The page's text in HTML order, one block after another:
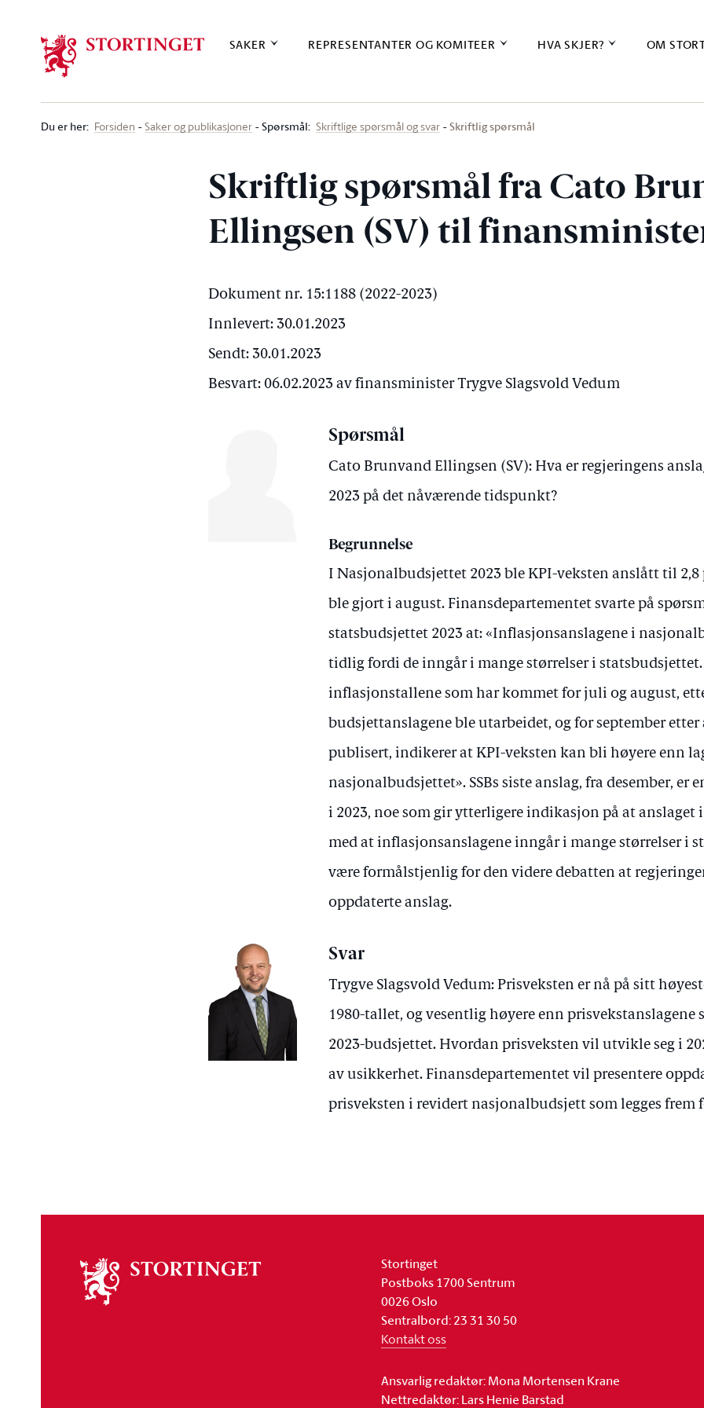
SAKER REPRESENTANTER OG KOMITEER HVA SKJER? OM
Du er her: Forsiden Saker og publikasjoner Spørsmål: Skriftlige spørsmål og svar Skriftlig spørsmål
Skriftlig spørsmål fra Cato
Ellingsen (SV) til
Dokument nr. 15:1188 (2022-2023)
Innlevert: 30.01.2023
Sendt: 30.01.2023
Besvart: 06.02.2023 av finansminister Trygve Slagsvold Vedum
Spørsmål
Cato Brunvand Ellingsen (SV): Hva er regjeringens
2023 på det nåværende tidspunkt?
Begrunnelse
I Nasjonalbudsjettet 2023 ble KPI-veksten anslått til 2,8
ble gjort i august. Finansdepartementet svarte på
statsbudsjettet 2023 at: «Inflasjonsanslagene i
tidlig fordi de inngår i mange størrelser i statsbudsjettet.
inflasjonstallene som har kommet for juli og august,
budsjettanslagene ble utarbeidet, og for september
publisert, indikerer at KPI-veksten kan bli høyere enn
nasjonalbudsjettet». SSBs siste anslag, fra desember, er
i 2023, noe som gir ytterligere indikasjon på at anslaget
med at inflasjonsanslagene inngår i mange størrelser i
være formålstjenlig for den videre debatten at
oppdaterte anslag.
Svar
Trygve Slagsvold Vedum: Prisveksten er nå på sitt
1980-tallet, og vesentlig høyere enn
2023-budsjettet. Hvordan prisveksten vil utvikle seg i
av usikkerhet. Finansdepartementet vil presentere
prisveksten i revidert nasjonalbudsjett som legges frem
stortinget
Stortinget
Postboks 1700 Sentrum
0026 Oslo
Sentralbord: 23 31 30 50
Kontakt oss
Ansvarlig redaktør: Mona Mortensen Krane
Nettredaktør: Lars Henie Barstad